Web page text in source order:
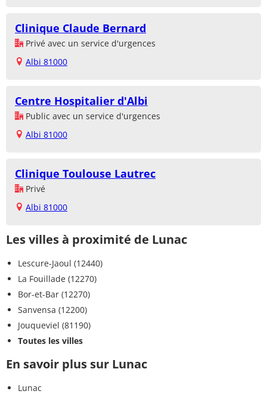
Clinique Claude Bernard
Privé avec un service d'urgences
Albi 81000
Centre Hospitalier d'Albi
Public avec un service d'urgences
Albi 81000
Clinique Toulouse Lautrec
Privé
Albi 81000
Les villes à proximité de Lunac
Lescure-Jaoul (12440)
La Fouillade (12270)
Bor-et-Bar (12270)
Sanvensa (12200)
Jouqueviel (81190)
Toutes les villes
En savoir plus sur Lunac
Lunac